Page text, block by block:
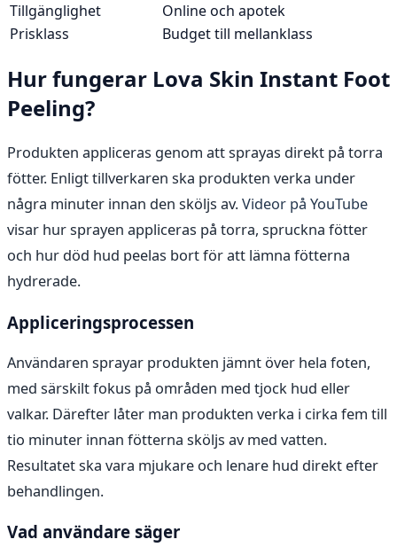
Tillgänglighet
Online och apotek
Prisklass
Budget till mellanklass
Hur fungerar Lova Skin Instant Foot
Peeling?
Produkten appliceras genom att sprayas direkt på torra
fötter. Enligt tillverkaren ska produkten verka under
några minuter innan den sköljs av.Videor på YouTube
visar hur sprayen appliceras på torra, spruckna fötter
och hur död hud peelas bort för att lämna fötterna
hydrerade.
Appliceringsprocessen
Användaren sprayar produkten jämnt över hela foten,
med särskilt fokus på områden med tjock hud eller
valkar. Därefter låter man produkten verka i cirka fem till
tio minuter innan fötterna sköljs av med vatten.
Resultatet ska vara mjukare och lenare hud direkt efter
behandlingen.
Vad användare säger